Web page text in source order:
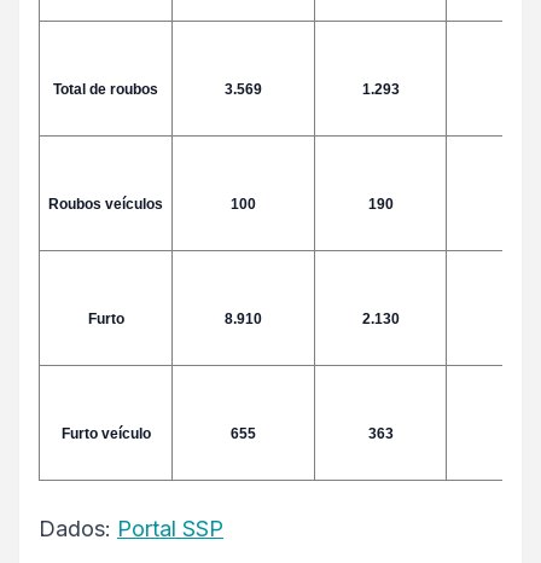
Total de roubos 3.569 1.293
Roubos veículos 100 190
Furto 8.910 2.130
Furto veículo 655 363
Dados: Portal SSP